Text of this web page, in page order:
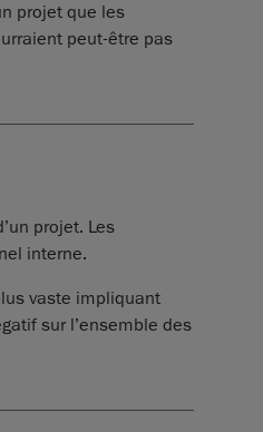
projet que les
peut-être pas
projet. Les
interne.
vaste impliquant
sur l’ensemble des